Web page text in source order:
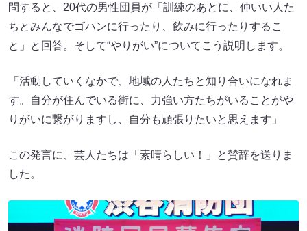
問すると、20代の男性団員が「訓練のあとに、仲いい人た
ちとみんなでゴハンに行ったり、飲みに行ったりするこ
と」と回答。そして“やりがい”についてこう説明します。
「活動していくなかで、地域の人たちと知り合いになれま
す。自分が住んでいる街に、力強い方たちがいることがや
りがいに繋がりますし、自分も頑張りたいと思えます」
この発言に、芸人たちは「素晴らしい！」と賛辞を送りま
した。